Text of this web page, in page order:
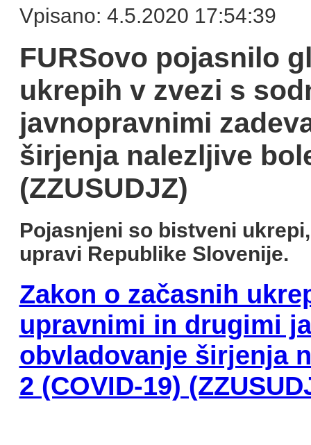
Vpisano: 4.5.2020 17:54:39
FURSovo pojasnilo
ukrepih v zvezi s
javnopravnimi
širjenja nalezljive
(ZZUSUDJZ)
Pojasnjeni so bistveni
upravi Republike Slovenije.
Zakon o začasnih
upravnimi in drugimi
obvladovanje širjenja
2 (COVID-19)